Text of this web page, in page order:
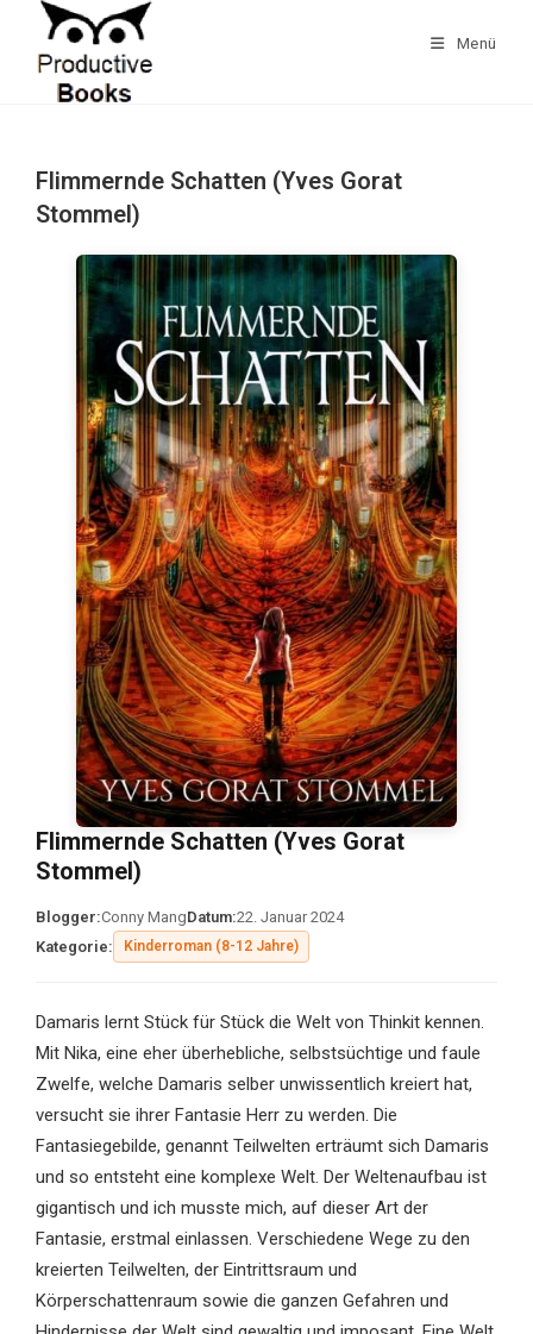
springen
Menü
Flimmernde Schatten (Yves Gorat
Stommel)
Flimmernde Schatten (Yves Gorat
Stommel)
Blogger:Conny MangDatum:22. Januar 2024
Kategorie:
Kinderroman (8-12 Jahre)
Damaris lernt Stück für Stück die Welt von Thinkit kennen.
Mit Nika, eine eher überhebliche, selbstsüchtige und faule
Zwelfe, welche Damaris selber unwissentlich kreiert hat,
versucht sie ihrer Fantasie Herr zu werden. Die
Fantasiegebilde, genannt Teilwelten erträumt sich Damaris
und so entsteht eine komplexe Welt. Der Weltenaufbau ist
gigantisch und ich musste mich, auf dieser Art der
Fantasie, erstmal einlassen. Verschiedene Wege zu den
kreierten Teilwelten, der Eintrittsraum und
Körperschattenraum sowie die ganzen Gefahren und